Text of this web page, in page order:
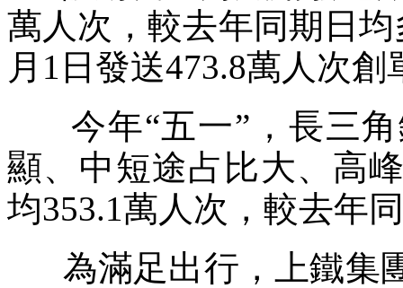
萬人次，較去年同期日
月1日發送473.8萬人次創
今年“五一”，長三角
顯、中短途占比大、高
均353.1萬人次，較去年
為滿足出行，上鐵集